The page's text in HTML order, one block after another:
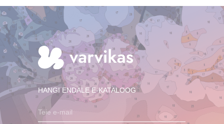
HANGI ENDALE E-KATALOOG
Teie e-mail